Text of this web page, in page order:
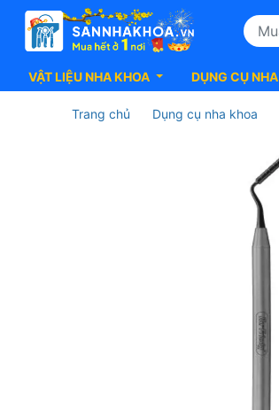
VẬT LIỆU NHA KHOA DỤNG CỤ
Trang chủ Dụng cụ nha khoa